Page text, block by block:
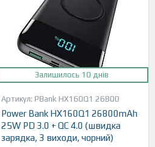
Залишилось 10 днів
PBank HX160Q1 26800
Power Bank HX160Q1 26800mAh
25W PD 3.0 + QC 4.0 (швидка
зарядка, 3 виходи, чорний)